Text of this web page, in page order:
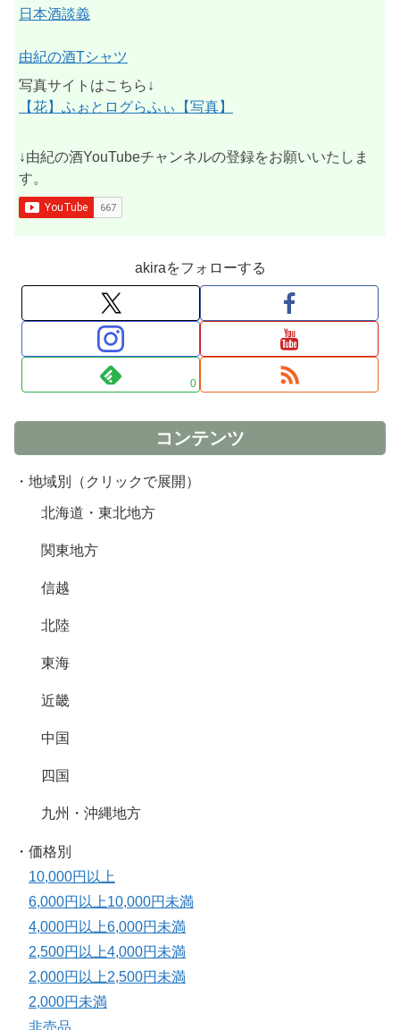
日本酒談義
由紀の酒Tシャツ
写真サイトはこちら↓
【花】ふぉとログらふぃ【写真】
↓由紀の酒YouTubeチャンネルの登録をお願いいたしま
す。
akiraをフォローする
0
コンテンツ
・地域別（クリックで展開）
北海道・東北地方
関東地方
信越
北陸
東海
近畿
中国
四国
九州・沖縄地方
・価格別
10,000円以上
6,000円以上10,000円未満
4,000円以上6,000円未満
2,500円以上4,000円未満
2,000円以上2,500円未満
2,000円未満
非売品